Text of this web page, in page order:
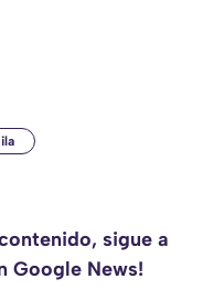
sigue a
Google News!